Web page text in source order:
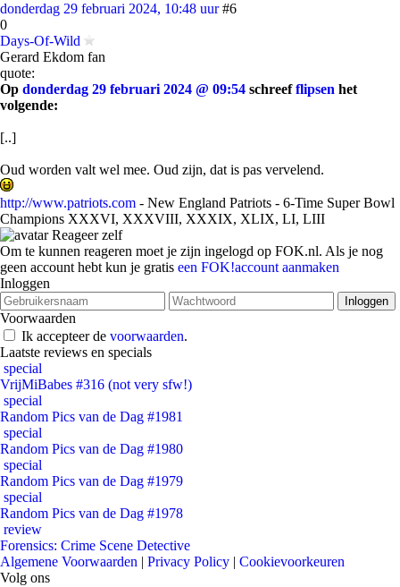
donderdag 29 februari 2024, 10:48 uur #6
0
Days-Of-Wild
Gerard Ekdom fan
quote:
Op donderdag 29 februari 2024 @ 09:54 schreefflipsen het
volgende:
[..]
Oud worden valt wel mee. Oud zijn, dat is pas vervelend.
http://www.patriots.com - New England Patriots - 6-Time Super Bowl
Champions XXXVI, XXXVIII, XXXIX, XLIX, LI, LIII
Reageer zelf
Om te kunnen reageren moet je zijn ingelogd op FOK.nl. Als je nog
geen account hebt kun je gratis een FOK!account aanmaken
Inloggen
Voorwaarden
Ik accepteer de voorwaarden.
Laatste reviews en specials
special
VrijMiBabes #316 (not very sfw!)
special
Random Pics van de Dag #1981
special
Random Pics van de Dag #1980
special
Random Pics van de Dag #1979
special
Random Pics van de Dag #1978
review
Forensics: Crime Scene Detective
Algemene Voorwaarden | Privacy Policy | Cookievoorkeuren
Volg ons